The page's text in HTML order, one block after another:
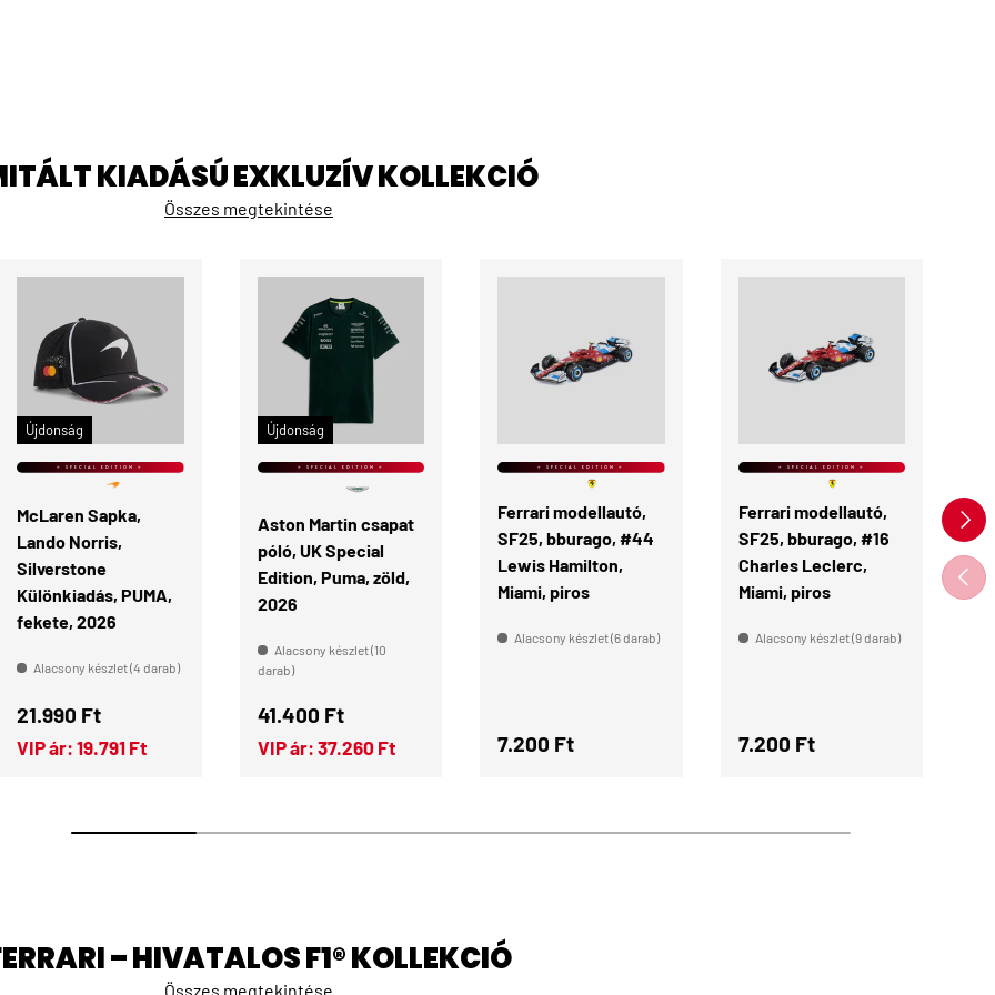
KIADÁSÚ EXKLUZÍV KOLLEKCIÓ
Összes megtekintése
Újdonság
⭐ SPECIAL EDITION ⭐
McLaren Sapka,
Lando Norris,
Silverstone
Különkiadás, PUMA,
fekete, 2026
Alacsony készlet (4 darab)
Normál ár
21.990 Ft
VIP ár: 19.791 Ft
Újdonság
⭐ SPECIAL EDITION ⭐
Aston Martin csapat
póló, UK Special
Edition, Puma, zöld,
2026
Alacsony készlet (10
darab)
Normál ár
41.400 Ft
VIP ár: 37.260 Ft
⭐ SPECIAL EDITION ⭐
Ferrari modellautó,
SF25, bburago, #44
Lewis Hamilton,
Miami, piros
Alacsony készlet (6 darab)
Normál ár
7.200 Ft
⭐ SPECIAL EDITION ⭐
Ferrari modellautó,
SF25, bburago, #16
Charles Leclerc,
Miami, piros
Alacsony készlet (9 darab)
Normál ár
7.200 Ft
ELŐZŐ
– HIVATALOS F1® KOLLEKCIÓ
Összes megtekintése